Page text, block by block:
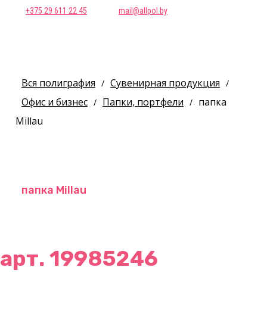
+375 29 611 22 45 mail@allpol.by
Вся полиграфия / Сувенирная продукция /
Офис и бизнес / Папки, портфели / папка
Millau
папка Millau
арт. 19985246